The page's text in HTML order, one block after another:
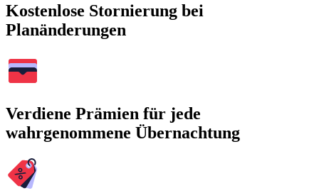
Kostenlose Stornierung bei
Planänderungen
Verdiene Prämien für jede
wahrgenommene Übernachtung